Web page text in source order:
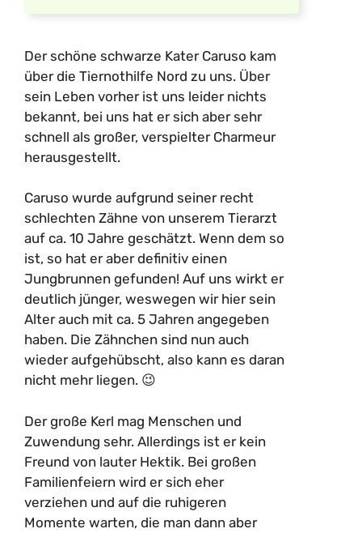
Der schöne schwarze Kater Caruso kam
über die Tiernothilfe Nord zu uns. Über
sein Leben vorher ist uns leider nichts
bekannt, bei uns hat er sich aber sehr
schnell als großer, verspielter Charmeur
herausgestellt.
Caruso wurde aufgrund seiner recht
schlechten Zähne von unserem Tierarzt
auf ca. 10 Jahre geschätzt. Wenn dem so
ist, so hat er aber definitiv einen
Jungbrunnen gefunden! Auf uns wirkt er
deutlich jünger, weswegen wir hier sein
Alter auch mit ca. 5 Jahren angegeben
haben. Die Zähnchen sind nun auch
wieder aufgehübscht, also kann es daran
nicht mehr liegen. 😉
Der große Kerl mag Menschen und
Zuwendung sehr. Allerdings ist er kein
Freund von lauter Hektik. Bei großen
Familienfeiern wird er sich eher
verziehen und auf die ruhigeren
Momente warten, die man dann aber